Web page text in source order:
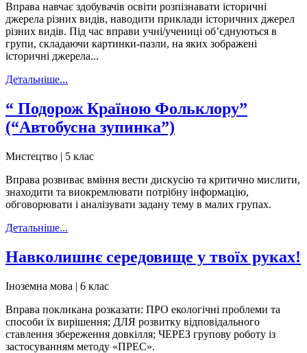
Вправа навчає здобувачів освіти розпізнавати історичні
джерела різних видів, наводити приклади історичних джерел
різних видів. Під час вправи учні/учениці об’єднуються в
групи, складаючи картинки-пазли, на яких зображені
історичні джерела...
Детальніше...
“ Подорож Країною Фольклору”
(“Автобусна зупинка”)
Мистецтво | 5 клас
Вправа розвиває вміння вести дискусію та критично мислити,
знаходити та виокремлювати потрібну інформацію,
обговорювати і аналізувати задану тему в малих групах.
Детальніше...
Навколишнє середовище у твоїх руках!
Іноземна мова | 6 клас
Вправа покликана розказати: ПРО екологічні проблеми та
способи їх вирішення; ДЛЯ розвитку відповідального
ставлення збереження довкілля; ЧЕРЕЗ групову роботу із
застосуванням методу «ПРЕС».